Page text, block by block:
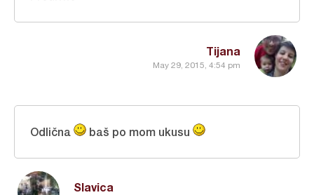
Tijana
May 29, 2015, 4:54 pm
Slavica
Odlična baš po mom ukusu